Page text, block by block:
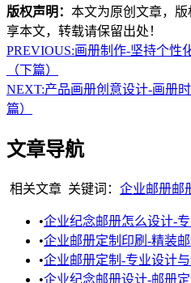
版权声明： 本文为原创文章，版
享本文，转载请保留出处！
PREVIOUS:画册制作-坚持个性
（下篇）
NEXT:产品画册创意设计-画册
篇）
文章导航
相关文章 关键词： 企业邮册邮
•企业纪念邮册怎么设计-
•企业邮册定制印刷-精装
•企业邮册定制-专业设计
•企业纪念邮册设计-邮册